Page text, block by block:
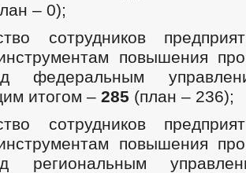
– 0);
сотрудников
повышения
федеральным
итогом – 285 (план – 236);
сотрудников
повышения
региональным